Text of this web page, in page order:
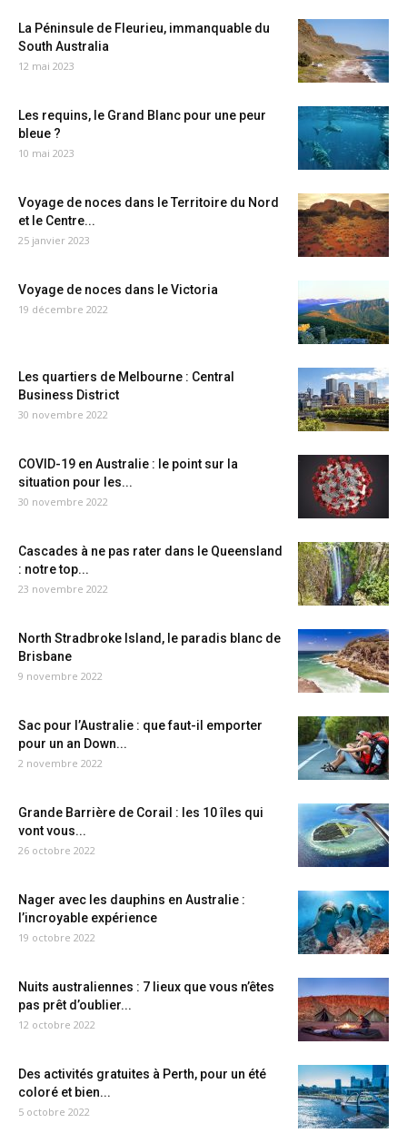
La Péninsule de Fleurieu, immanquable du
South Australia
12 mai 2023
Les requins, le Grand Blanc pour une peur
bleue ?
10 mai 2023
Voyage de noces dans le Territoire du Nord
et le Centre...
25 janvier 2023
Voyage de noces dans le Victoria
19 décembre 2022
Les quartiers de Melbourne : Central
Business District
30 novembre 2022
COVID-19 en Australie : le point sur la
situation pour les...
30 novembre 2022
Cascades à ne pas rater dans le Queensland
: notre top...
23 novembre 2022
North Stradbroke Island, le paradis blanc de
Brisbane
9 novembre 2022
Sac pour l’Australie : que faut-il emporter
pour un an Down...
2 novembre 2022
Grande Barrière de Corail : les 10 îles qui
vont vous...
26 octobre 2022
Nager avec les dauphins en Australie :
l’incroyable expérience
19 octobre 2022
Nuits australiennes : 7 lieux que vous n’êtes
pas prêt d’oublier...
12 octobre 2022
Des activités gratuites à Perth, pour un été
coloré et bien...
5 octobre 2022